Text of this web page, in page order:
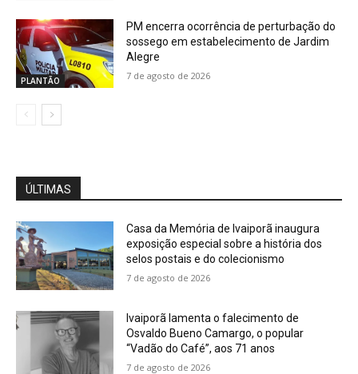
PLANTÃO
PM encerra ocorrência de perturbação do
sossego em estabelecimento de Jardim
Alegre
7 de agosto de 2026
ÚLTIMAS
Casa da Memória de Ivaiporã inaugura
exposição especial sobre a história dos
selos postais e do colecionismo
7 de agosto de 2026
Ivaiporã lamenta o falecimento de
Osvaldo Bueno Camargo, o popular
“Vadão do Café”, aos 71 anos
7 de agosto de 2026